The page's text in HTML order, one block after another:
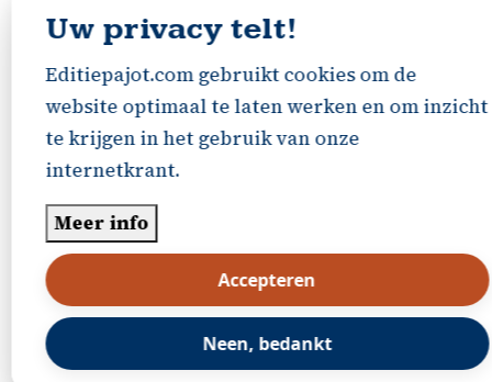
Uw privacy telt!
Editiepajot.com gebruikt cookies om de
website optimaal te laten werken en om inzicht
te krijgen in het gebruik van onze
internetkrant.
Meer info
Accepteren
Neen, bedankt